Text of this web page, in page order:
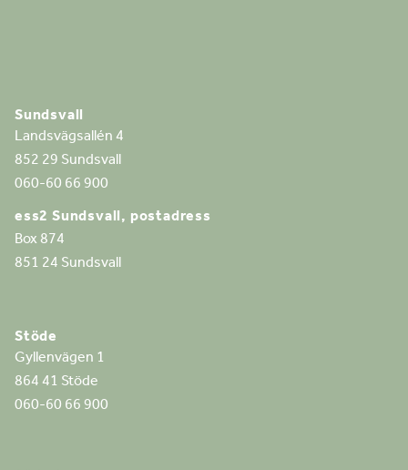
Sundsvall
Landsvägsallén 4
852 29 Sundsvall
060-60 66 900
ess2 Sundsvall, postadress
Box 874
851 24 Sundsvall
Stöde
Gyllenvägen 1
864 41 Stöde
060-60 66 900